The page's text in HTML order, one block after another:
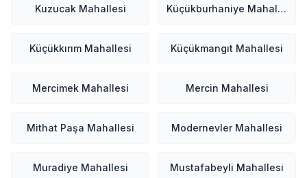
Kuzucak Mahallesi Küçükburhaniye Mahallesi
Küçükkırım Mahallesi Küçükmangıt Mahallesi
Mercimek Mahallesi Mercin Mahallesi
Mithat Paşa Mahallesi Modernevler Mahallesi
Muradiye Mahallesi Mustafabeyli Mahallesi